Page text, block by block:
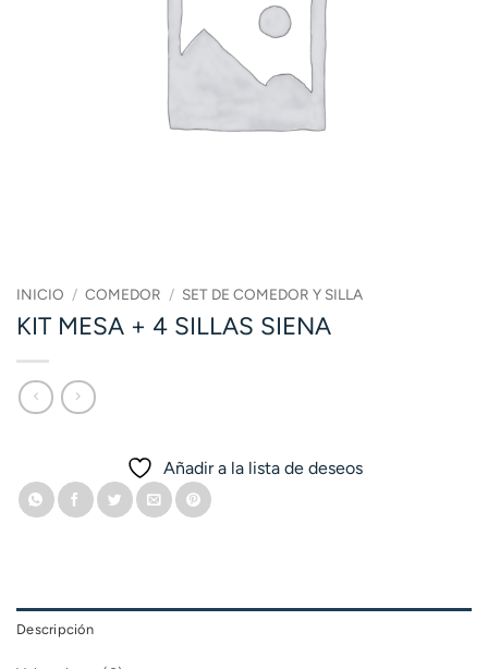
INICIO / COMEDOR / SET DE COMEDOR Y SILLA
KIT MESA + 4 SILLAS SIENA
Añadir a la lista de deseos
Descripción